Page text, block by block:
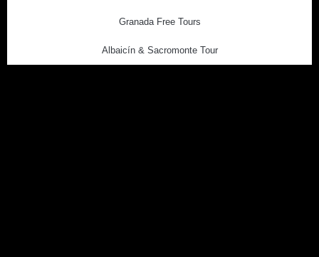
Granada Free Tours
Albaicín & Sacromonte Tour